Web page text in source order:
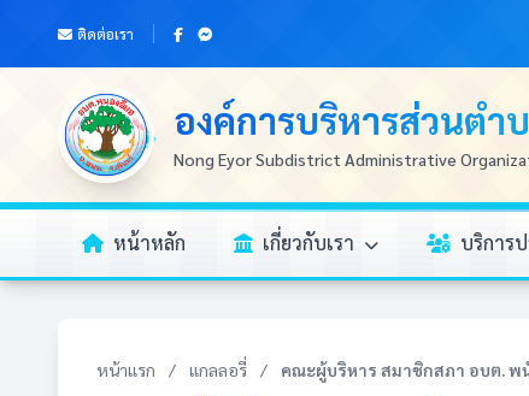
ติดต่อเรา
องค์การบริหารส่วนตำ
Nong Eyor Subdistrict Administrative
หน้าหลัก เกี่ยวกับเรา บริการ
หน้าแรก / แกลลอรี่ / คณะผู้บริหาร สมาชิกสภา อบต. พ